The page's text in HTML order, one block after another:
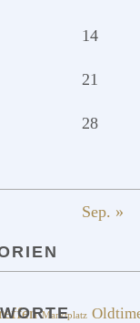
14
21
28
Sep. »
Marktplatz